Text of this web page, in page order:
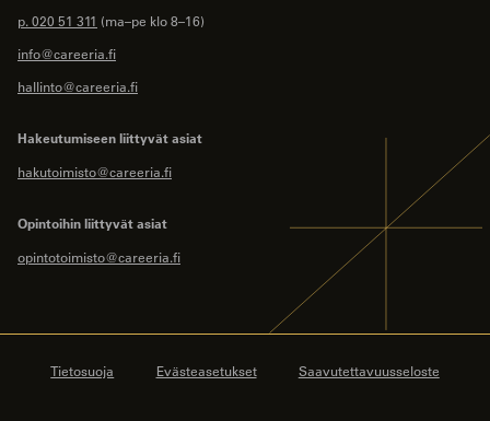
p. 020 51 311 (ma–pe klo 8–16)
info@careeria.fi
hallinto@careeria.fi
Hakeutumiseen liittyvät asiat
hakutoimisto@careeria.fi
Opintoihin liittyvät asiat
opintotoimisto@careeria.fi
Tietosuoja Evästeasetukset Saavutettavuusseloste